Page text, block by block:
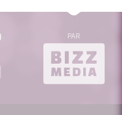
bizzmedia.ca
PAR